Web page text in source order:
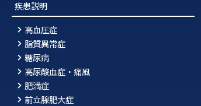
疾患説明
高血圧症
脂質異常症
糖尿病
高尿酸血症・痛風
肥満症
前立腺肥大症